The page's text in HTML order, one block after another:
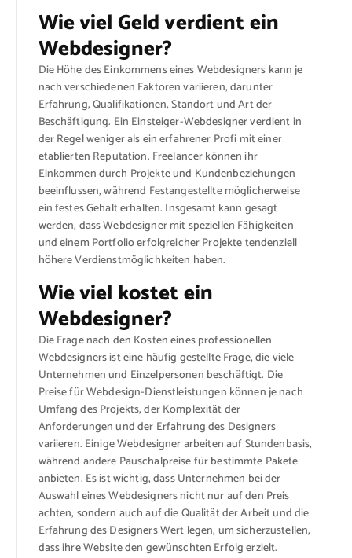
Wie viel Geld verdient ein
Webdesigner?
Die Höhe des Einkommens eines Webdesigners kann je
nach verschiedenen Faktoren variieren, darunter
Erfahrung, Qualifikationen, Standort und Art der
Beschäftigung. Ein Einsteiger-Webdesigner verdient in
der Regel weniger als ein erfahrener Profi mit einer
etablierten Reputation. Freelancer können ihr
Einkommen durch Projekte und Kundenbeziehungen
beeinflussen, während Festangestellte möglicherweise
ein festes Gehalt erhalten. Insgesamt kann gesagt
werden, dass Webdesigner mit speziellen Fähigkeiten
und einem Portfolio erfolgreicher Projekte tendenziell
höhere Verdienstmöglichkeiten haben.
Wie viel kostet ein
Webdesigner?
Die Frage nach den Kosten eines professionellen
Webdesigners ist eine häufig gestellte Frage, die viele
Unternehmen und Einzelpersonen beschäftigt. Die
Preise für Webdesign-Dienstleistungen können je nach
Umfang des Projekts, der Komplexität der
Anforderungen und der Erfahrung des Designers
variieren. Einige Webdesigner arbeiten auf Stundenbasis,
während andere Pauschalpreise für bestimmte Pakete
anbieten. Es ist wichtig, dass Unternehmen bei der
Auswahl eines Webdesigners nicht nur auf den Preis
achten, sondern auch auf die Qualität der Arbeit und die
Erfahrung des Designers Wert legen, um sicherzustellen,
dass ihre Website den gewünschten Erfolg erzielt.